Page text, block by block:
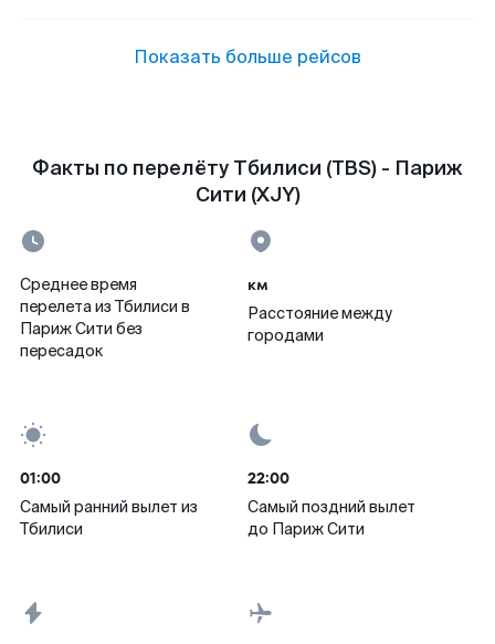
Показать больше рейсов
Факты по перелёту Тбилиси (TBS) - Париж
Сити (XJY)
Среднее время
перелета из Тбилиси в
Париж Сити без
пересадок
км
Расстояние между
городами
01:00
Самый ранний вылет из
Тбилиси
22:00
Самый поздний вылет
до Париж Сити